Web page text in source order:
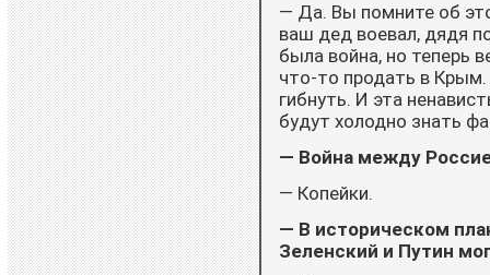
— Да. Вы помните об
ваш дед воевал, дядя
была война, но теперь
что-то продать в
гибнуть. И эта
будут холодно знать
— Война между
— Копейки.
— В историческом
Зеленский и Путин